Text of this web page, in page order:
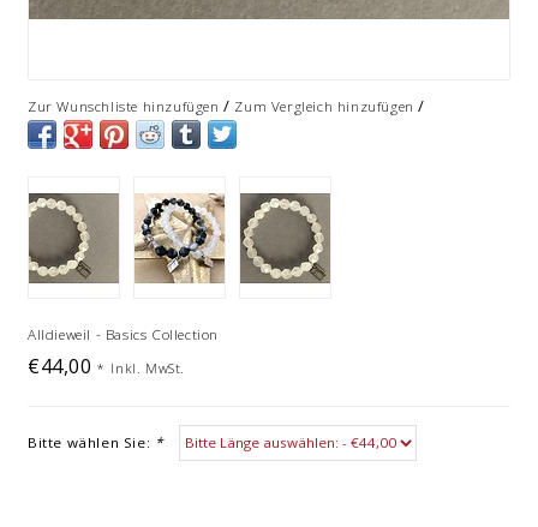
Zur Wunschliste hinzufügen / Zum Vergleich hinzufügen /
Alldieweil - Basics Collection
€44,00* Inkl. MwSt.
Bitte wählen Sie: *